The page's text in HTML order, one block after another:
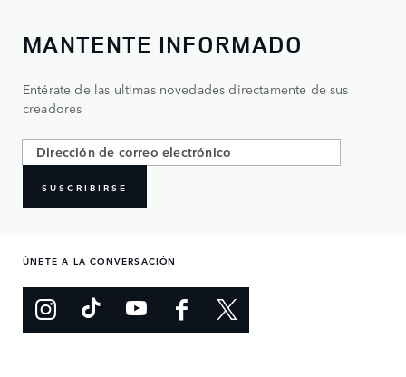
MANTENTE INFORMADO
Entérate de las ultimas novedades directamente de sus
creadores
SUSCRIBIRSE
ÚNETE A LA CONVERSACIÓN